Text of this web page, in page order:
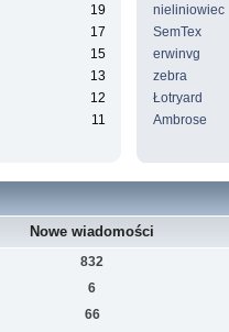
19
17
15
13
12
11
nieliniowiec
SemTex
erwinvg
zebra
Łotryard
Ambrose
Nowe wiadomości
832
6
66